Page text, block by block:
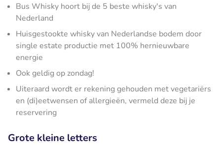
Bus Whisky hoort bij de 5 beste whisky's van
Nederland
Huisgestookte whisky van Nederlandse bodem door
single estate productie met 100% hernieuwbare
energie
Ook geldig op zondag!
Uiteraard wordt er rekening gehouden met vegetariërs
en (di)eetwensen of allergieën, vermeld deze bij je
reservering
Grote kleine letters